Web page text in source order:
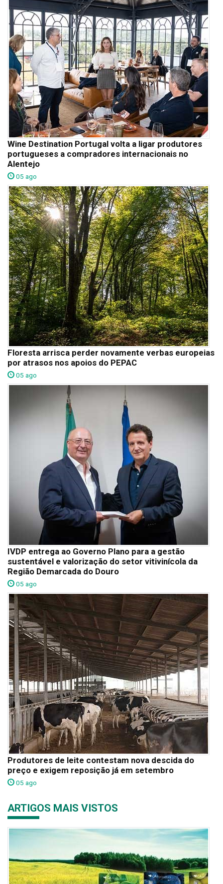
Wine Destination Portugal volta a ligar produtores
portugueses a compradores internacionais no
Alentejo
05 ago
Floresta arrisca perder novamente verbas europeias
por atrasos nos apoios do PEPAC
05 ago
IVDP entrega ao Governo Plano para a gestão
sustentável e valorização do setor vitivinícola da
Região Demarcada do Douro
05 ago
Produtores de leite contestam nova descida do
preço e exigem reposição já em setembro
05 ago
ARTIGOS MAIS VISTOS